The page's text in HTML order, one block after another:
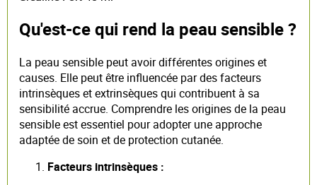
Qu'est-ce qui rend la peau sensible ?
La peau sensible peut avoir différentes origines et
causes. Elle peut être influencée par des facteurs
intrinsèques et extrinsèques qui contribuent à sa
sensibilité accrue. Comprendre les origines de la peau
sensible est essentiel pour adopter une approche
adaptée de soin et de protection cutanée.
Facteurs intrinsèques :